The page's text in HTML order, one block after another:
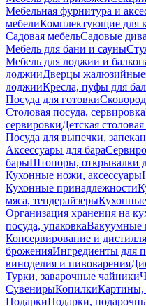
Мебельная фурнитура и
мебелиКомплектующие для
Садовая мебельСадовые
Мебель для бани и сауны
Мебель для лоджии и
лоджииДверцы жалюзийные
лоджииКресла, пуфы для
Посуда для готовки
Столовая посуда, сервировка
сервировкиДетская
Посуда для выпечки,
Аксессуары для бара
барыШтопоры, открывалки
Кухонные ножи, аксессуары
Кухонные принадлежности
мяса, тендерайзеры
Организация хранения на
посуда, упаковкаВакуумные
Консервирование и
броженияИнгредиенты для
виноделия и пивоварения
Турки, заварочные чайники
СувенирыКопилкиКартины,
ПодаркиПодарки,